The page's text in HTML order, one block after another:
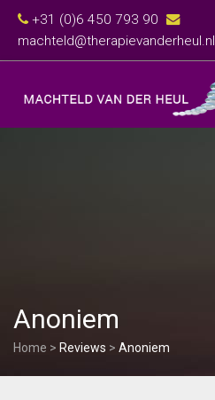
+31 (0)6 450 793 90
machteld@therapievanderheul.nl
Anoniem
Home > Reviews > Anoniem